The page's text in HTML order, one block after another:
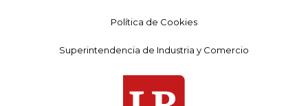
Política de Cookies
Superintendencia de Industria y Comercio